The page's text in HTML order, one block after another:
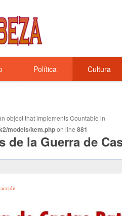
Política Cultura
object that implements Countable in
models/item.phpon line 881
de la Guerra de